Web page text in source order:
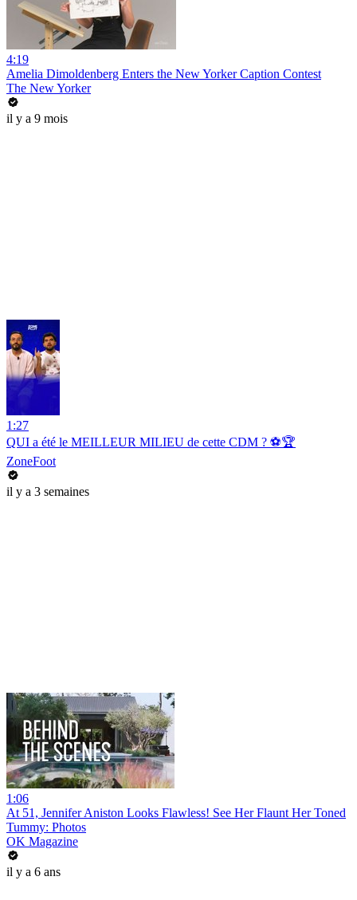
4:19
Amelia Dimoldenberg Enters the New Yorker Caption Contest
The New Yorker
il y a 9 mois
1:27
QUI a été le MEILLEUR MILIEU de cette CDM ? ⚽️🏆
ZoneFoot
il y a 3 semaines
1:06
At 51, Jennifer Aniston Looks Flawless! See Her Flaunt Her Toned
Tummy: Photos
OK Magazine
il y a 6 ans